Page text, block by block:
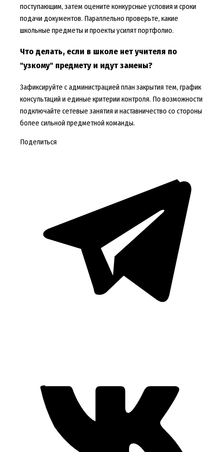
поступающим, затем оцените конкурсные условия и сроки
подачи документов. Параллельно проверьте, какие
школьные предметы и проекты усилят портфолио.
Что делать, если в школе нет учителя по
"узкому" предмету и идут замены?
Зафиксируйте с администрацией план закрытия тем, график
консультаций и единые критерии контроля. По возможности
подключайте сетевые занятия и наставничество со стороны
более сильной предметной команды.
Поделиться